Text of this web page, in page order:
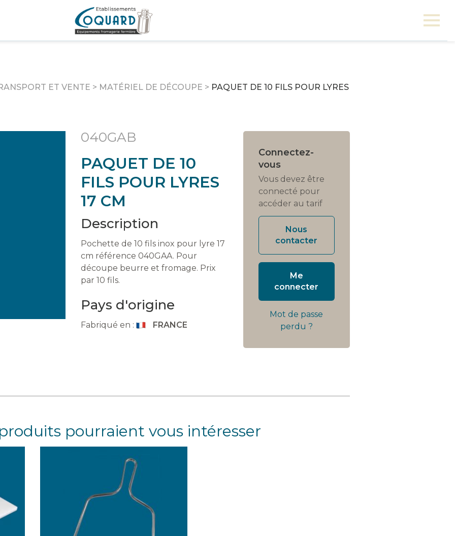
ET VENTE > MATÉRIEL DE DÉCOUPE > PAQUET DE 10 FILS POUR LYRES
040GAB
PAQUET DE 10
FILS POUR LYRES
17 CM
Description
Pochette de 10 fils inox pour lyre 17
cm référence 040GAA. Pour
découpe beurre et fromage. Prix
par 10 fils.
Pays d'origine
Fabriqué en : FRANCE
Connectez-
vous
Vous devez être
connecté pour
accéder au tarif
Nous
contacter
Me
connecter
Mot de passe
perdu ?
pourraient vous intéresser